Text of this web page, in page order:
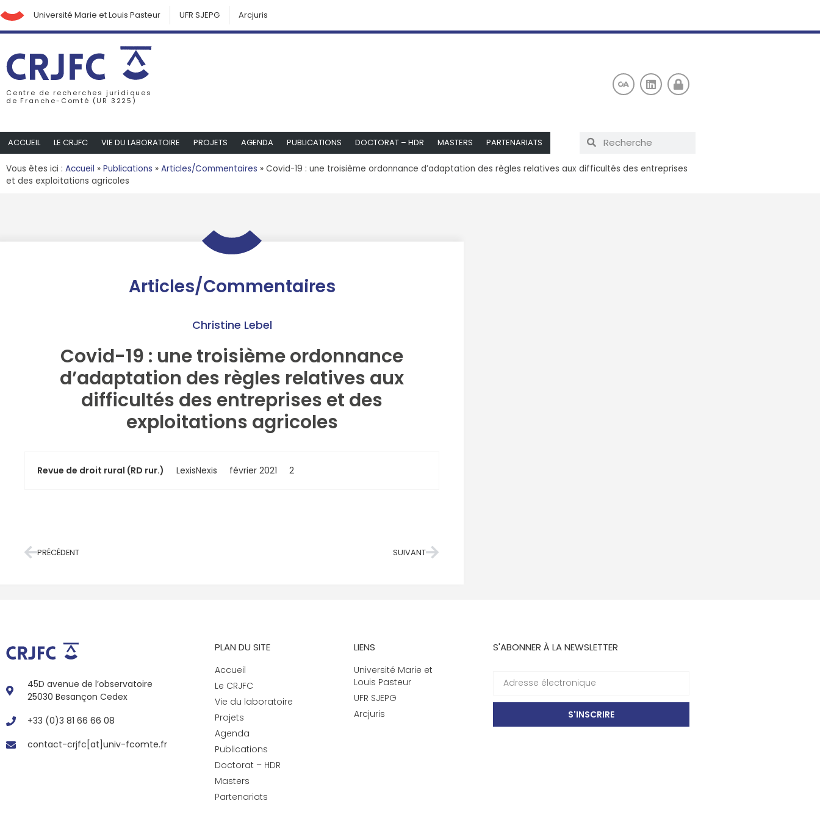
Université Marie et Louis Pasteur UFR SJEPG Arcjuris
Centre de recherches juridiques
de Franche-Comté (UR 3225)
ACCUEIL LE CRJFC VIE DU LABORATOIRE PROJETS AGENDA PUBLICATIONS DOCTORAT – HDR MASTERS PARTENARIATS
Vous êtes ici : Accueil » Publications » Articles/Commentaires » Covid-19 : une troisième ordonnance d’adaptation des règles relatives aux difficultés des entreprises
et des exploitations agricoles
Articles/Commentaires
Christine Lebel
Covid-19 : une troisième ordonnance
d’adaptation des règles relatives aux
difficultés des entreprises et des
exploitations agricoles
Revue de droit rural (RD rur.) LexisNexis février 2021 2
PRÉCÉDENT SUIVANT
45D avenue de l’observatoire
25030 Besançon Cedex
+33 (0)3 81 66 66 08
contact-crjfc[at]univ-fcomte.fr
PLAN DU SITE
Accueil
Le CRJFC
Vie du laboratoire
Projets
Agenda
Publications
Doctorat – HDR
Masters
Partenariats
LIENS
Université Marie et
Louis Pasteur
UFR SJEPG
Arcjuris
S'ABONNER À LA NEWSLETTER
S'INSCRIRE